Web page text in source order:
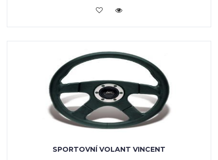
KOUPIT
SPORTOVNÍ VOLANT VINCENT